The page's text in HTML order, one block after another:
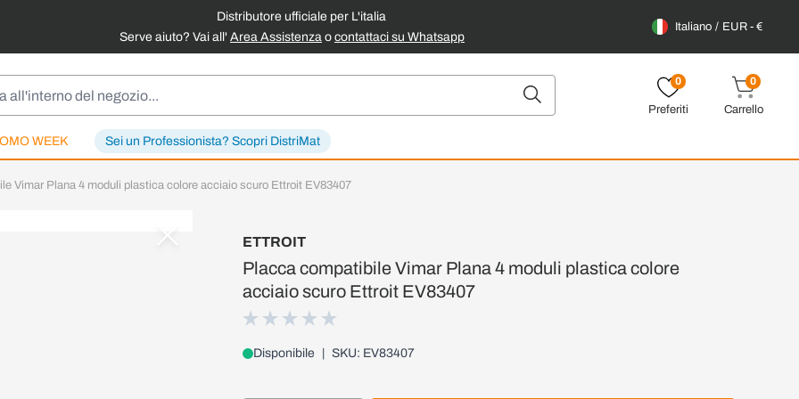
Distributore ufficiale per L'italia
Serve aiuto? Vai all' Area Assistenza o contattaci su Whatsapp
Italiano EUR - €
WEEK Sei un Professionista? Scopri DistriMat
0
Preferiti
0
Carrello
Vimar Plana 4 moduli plastica colore acciaio scuro Ettroit EV83407
ETTROIT
Placca compatibile Vimar Plana 4 moduli plastica colore
acciaio scuro Ettroit EV83407
Disponibile SKU: EV83407